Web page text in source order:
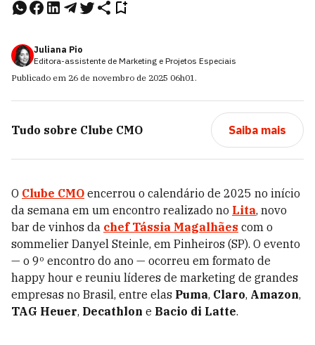
Juliana Pio
Editora-assistente de Marketing e Projetos Especiais
Publicado em 26 de novembro de 2025 06h01.
Tudo sobre Clube CMO Saiba mais
O Clube CMO encerrou o calendário de 2025 no início
da semana em um encontro realizado no Lita, novo
bar de vinhos da chef Tássia Magalhães com o
sommelier Danyel Steinle, em Pinheiros (SP). O evento
— o 9º encontro do ano — ocorreu em formato de
happy hour e reuniu líderes de marketing de grandes
empresas no Brasil, entre elas Puma, Claro, Amazon,
TAG Heuer, Decathlon e Bacio di Latte.